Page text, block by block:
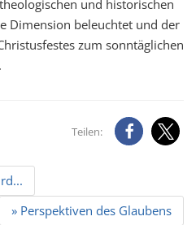
und historischen
Dimension beleuchtet und der
zum sonntäglichen
Teilen:
» Perspektiven des Glaubens